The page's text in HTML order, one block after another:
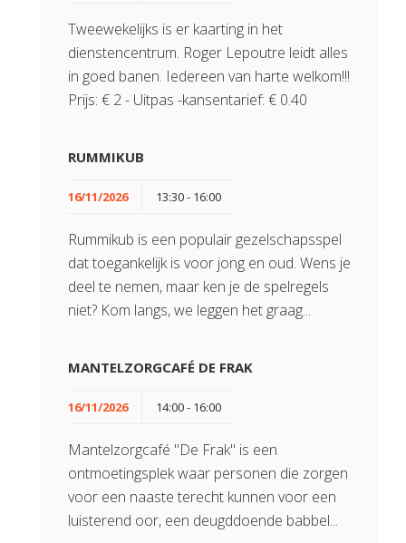
Tweewekelijks is er kaarting in het
dienstencentrum. Roger Lepoutre leidt alles
in goed banen. Iedereen van harte welkom!!!
Prijs: € 2 - Uitpas -kansentarief: € 0.40
RUMMIKUB
16/11/2026 13:30 - 16:00
Rummikub is een populair gezelschapsspel
dat toegankelijk is voor jong en oud. Wens je
deel te nemen, maar ken je de spelregels
niet? Kom langs, we leggen het graag...
MANTELZORGCAFÉ DE FRAK
16/11/2026 14:00 - 16:00
Mantelzorgcafé "De Frak" is een
ontmoetingsplek waar personen die zorgen
voor een naaste terecht kunnen voor een
luisterend oor, een deugddoende babbel...